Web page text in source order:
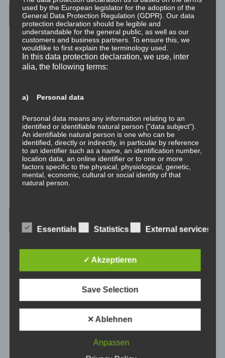
Wichtigste Seiten - minimedi.online
⇒ GrundlagenHier gibt es die grundlegenden Wissenseinheiten
und Techniken rund um Meditation.
⇒ Meditationen für Transformation
⇒ Emotionale Kompetenz
⇒ Geführte Meditationen Hier gibt es geführte Meditationen und
Traumreisen.
⇒ Philosophische ExkurseHier gibt es Hintergrundwissen zu den
Konzepten der Transformation, der persönlichen Entwicklung und
des spirituellen Wachstums.
Beiträge – blog.dicklberger.com
Selbstbestimmung, persönliche Entwicklung und
spirituelles Wachstum
Wahrnehmung und Realität
Intimität und Hormone
used by the European legislator for the adoption of the
General Data Protection Regulation (GDPR). Our data
protection declaration should be legible and
understandable for the general public, as well as our
customers and business partners. To ensure this, we
wouldlike to first explain the terminology used.
In this data protection declaration, we use, inter
alia, the following terms:
a) Personal data
Personal data means any information relating to an
identified or identifiable natural person ("data subject").
An identifiable natural person is one who can be
identified, directly or indirectly, in particular by reference
to an identifier such as a name, an identification number,
location data, an online identifier or to one or more
factors specific to the physical, physiological, genetic,
mental, economic, cultural or social identity of that
natural person.
Data subject is any identified or identifiable natural
controller responsible for the processing.
c) Processing
Processing is any operation or set of operations which is
performed on personal data or on sets of personal data,
whether or not by automated means, such as collection,
recording, organisation, structuring, storage, adaptation
or alteration, retrieval, consultation, use, disclosure by
transmission, dissemination or otherwise making
available, alignment or combination, restriction, erasure
Essentials Statistics External services
✓ Akzeptieren
Save Selection
✕ Ablehnen
Anpassen